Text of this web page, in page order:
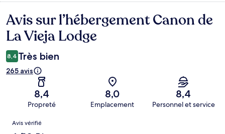
Avis
Avis sur l’hébergement Canon de
La Vieja Lodge
8,4 Très bien
265 avis
8,4
Propreté
8,0
Emplacement
8,4
Personnel et service
Avis
Avis vérifié